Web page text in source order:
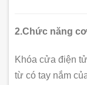
2.Chức năng
Khóa cửa điện
từ có tay nắm